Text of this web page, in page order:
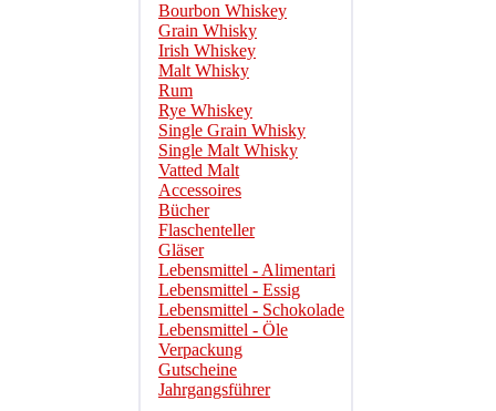
Bourbon Whiskey
Grain Whisky
Irish Whiskey
Malt Whisky
Rum
Rye Whiskey
Single Grain Whisky
Single Malt Whisky
Vatted Malt
Accessoires
Bücher
Flaschenteller
Gläser
Lebensmittel - Alimentari
Lebensmittel - Essig
Lebensmittel - Schokolade
Lebensmittel - Öle
Verpackung
Gutscheine
Jahrgangsführer